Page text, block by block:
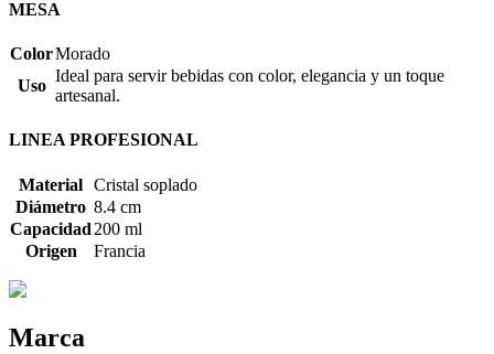
MESA
ColorMorado
Uso
Ideal para servir bebidas con color, elegancia y un toque
artesanal.
LINEA PROFESIONAL
Material Cristal soplado
Diámetro 8.4 cm
Capacidad 200 ml
Origen
Francia
Marca